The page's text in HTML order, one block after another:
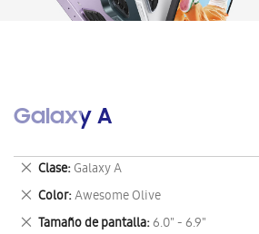
Galaxy A
Clase Galaxy A
Eliminar
este
artículo
Color Awesome Olive
Eliminar
este
Tamaño de pantalla 6.0" - 6.9"
Eliminar